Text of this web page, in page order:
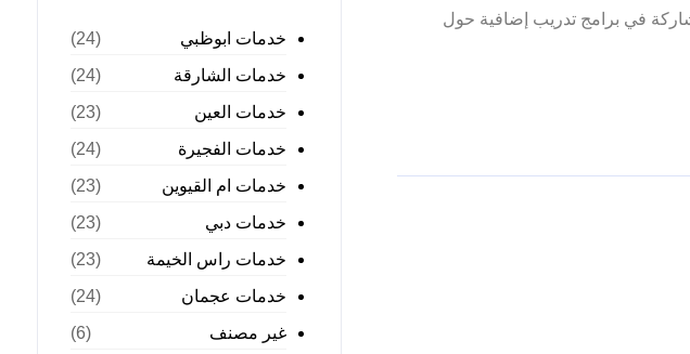
في برامج تدريب إضافية حول
خدمات ابوظبي
(24)
خدمات الشارقة
(24)
خدمات العين
(23)
خدمات الفجيرة
(24)
خدمات ام القيوين
(23)
خدمات دبي
(23)
خدمات راس الخيمة
(23)
خدمات عجمان
(24)
غير مصنف
(6)